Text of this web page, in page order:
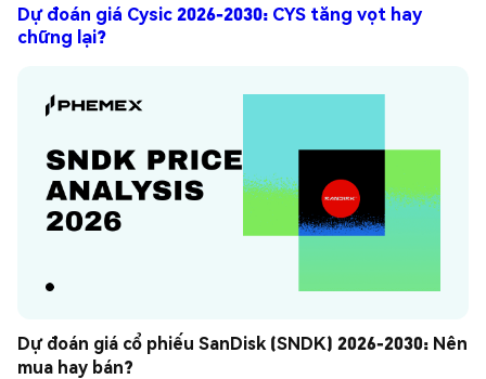
Dự đoán giá Cysic 2026-2030: CYS tăng vọt hay
chững lại?
Dự đoán giá cổ phiếu SanDisk (SNDK) 2026-2030: Nên
mua hay bán?